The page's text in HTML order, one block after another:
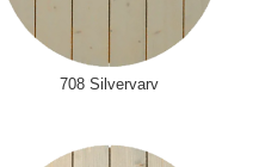
708 Silvervarv